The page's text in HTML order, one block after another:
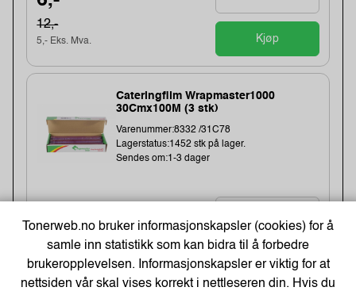
12,-
5,- Eks. Mva. Kjøp
Cateringfilm Wrapmaster1000
30Cmx100M (3 stk)
Varenummer:8332 /31C78
Lagerstatus:1452 stk på lager.
Sendes om:1-3 dager
154,-
123,- Eks. Mva.
Kjøp
Tonerweb.no bruker informasjonskapsler (cookies) for å
samle inn statistikk som kan bidra til å forbedre
brukeropplevelsen. Informasjonskapsler er viktig for at
nettsiden vår skal vises korrekt i nettleseren din. Hvis du